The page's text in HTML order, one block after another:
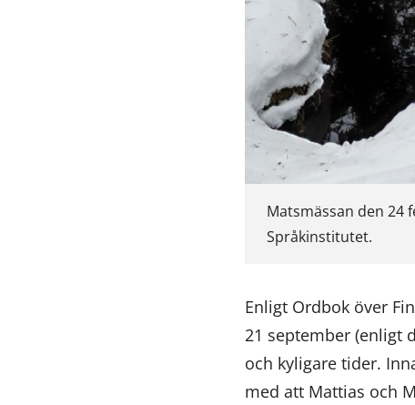
Matsmässan den 24
Språkinstitutet.
Enligt Ordbok över
21 september (enligt
och kyligare tider.
med att Mattias och